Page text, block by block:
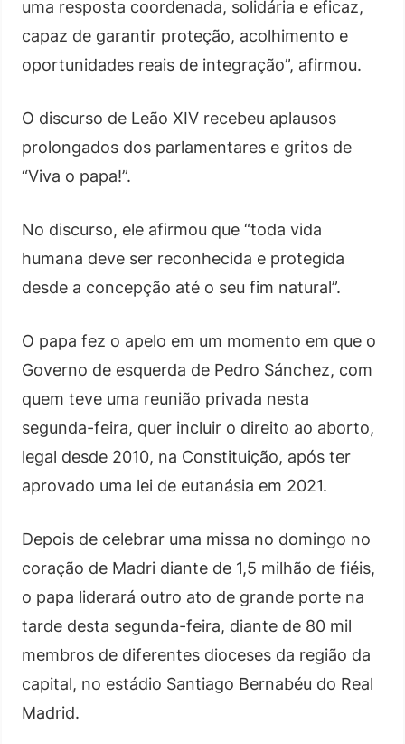
uma resposta coordenada, solidária e eficaz,
capaz de garantir proteção, acolhimento e
oportunidades reais de integração”, afirmou.
O discurso de Leão XIV recebeu aplausos
prolongados dos parlamentares e gritos de
“Viva o papa!”.
No discurso, ele afirmou que “toda vida
humana deve ser reconhecida e protegida
desde a concepção até o seu fim natural”.
O papa fez o apelo em um momento em que o
Governo de esquerda de Pedro Sánchez, com
quem teve uma reunião privada nesta
segunda-feira, quer incluir o direito ao aborto,
legal desde 2010, na Constituição, após ter
aprovado uma lei de eutanásia em 2021.
Depois de celebrar uma missa no domingo no
coração de Madri diante de 1,5 milhão de fiéis,
o papa liderará outro ato de grande porte na
tarde desta segunda-feira, diante de 80 mil
membros de diferentes dioceses da região da
capital, no estádio Santiago Bernabéu do Real
Madrid.